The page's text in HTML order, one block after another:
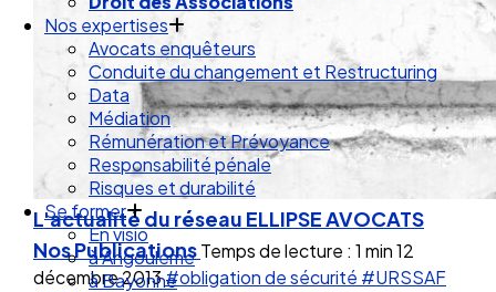
Nos expertises
Avocats enquêteurs
Conduite du changement et Restructuring
Data
Médiation
Rémunération et Prévoyance
Responsabilité pénale
Risques et durabilité
Se former
En visio
à Angouleme
à Bayonne
L'actualité du réseau ELLIPSE AVOCATS
Nos PublicationsTemps de lecture : 1 min12
décembre 2013#obligation de sécurité #URSSAF